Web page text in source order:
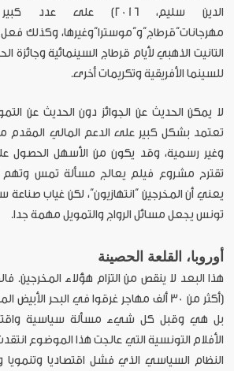
الدين سليم، 2016) على
مهرجانات”قرطاج“و”موسترا“وغيرها، وكذلك
التانيت الذهبي لأيام قرطاج السينمائية وجائزة
للسينما الأفريقية وتكريمات أخرى.
لا يمكن الحديث عن الجوائز دون الحديث عن
تعتمد بشكل كبير على الدعم المالي المقدم
وغير رسمية، وقد يكون من الأسهل الحصول
تقترح مشروع فيلم يعالج مسألة تمس وتهم
يعني أن المخرجين “انتهازيون”، لكن غياب
تونس يجعل مسائل الرواج والتمويل مهمة جدا.
أوروبا، القلعة الحصينة
هذا البعد لا ينقص من التزام هؤلاء المخرجين.
بل هي وقبل كل شيء مسألة سياسية
الأفلام التونسية التي عالجت هذا الموضوع
النظام السياسي الذي فشل اقتصاديا